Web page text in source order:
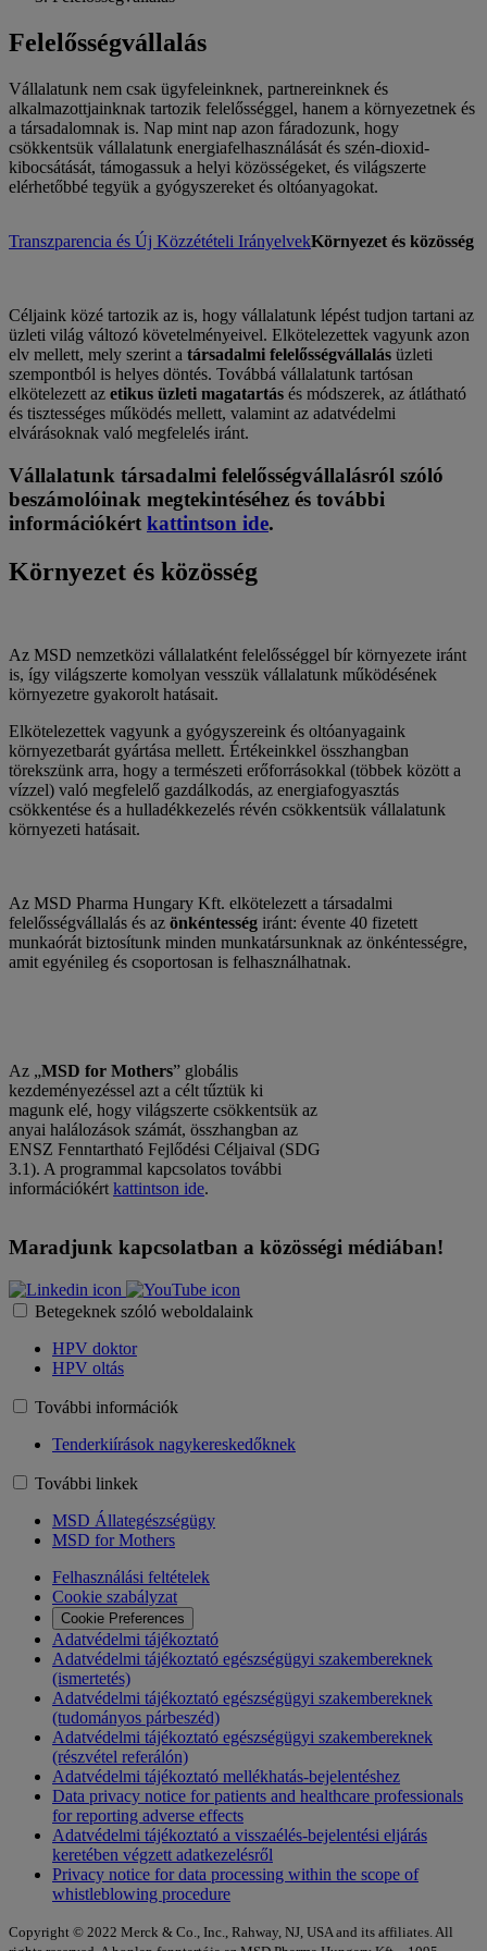
Felelősségvállalás
Vállalatunk nem csak ügyfeleinknek, partnereinknek és
alkalmazottjainknak tartozik felelősséggel, hanem a környezetnek és
a társadalomnak is. Nap mint nap azon fáradozunk, hogy
csökkentsük vállalatunk energiafelhasználását és szén-dioxid-
kibocsátását, támogassuk a helyi közösségeket, és világszerte
elérhetőbbé tegyük a gyógyszereket és oltóanyagokat.
Transzparencia és Új Közzétételi IrányelvekKörnyezet és közösség
Céljaink közé tartozik az is, hogy vállalatunk lépést tudjon tartani az
üzleti világ változó követelményeivel. Elkötelezettek vagyunk azon
elv mellett, mely szerint a társadalmi felelősségvállalás üzleti
szempontból is helyes döntés. Továbbá vállalatunk tartósan
elkötelezett az etikus üzleti magatartás és módszerek, az átlátható
és tisztességes működés mellett, valamint az adatvédelmi
elvárásoknak való megfelelés iránt.
Vállalatunk társadalmi felelősségvállalásról szóló
beszámolóinak megtekintéséhez és további
információkért kattintson ide.
Környezet és közösség
Az MSD nemzetközi vállalatként felelősséggel bír környezete iránt
is, így világszerte komolyan vesszük vállalatunk működésének
környezetre gyakorolt hatásait.
Elkötelezettek vagyunk a gyógyszereink és oltóanyagaink
környezetbarát gyártása mellett. Értékeinkkel összhangban
törekszünk arra, hogy a természeti erőforrásokkal (többek között a
vízzel) való megfelelő gazdálkodás, az energiafogyasztás
csökkentése és a hulladékkezelés révén csökkentsük vállalatunk
környezeti hatásait.
Az MSD Pharma Hungary Kft. elkötelezett a társadalmi
felelősségvállalás és az önkéntesség iránt: évente 40 fizetett
munkaórát biztosítunk minden munkatársunknak az önkéntességre,
amit egyénileg és csoportosan is felhasználhatnak.
Az „MSD for Mothers” globális
kezdeményezéssel azt a célt tűztük ki
magunk elé, hogy világszerte csökkentsük az
anyai halálozások számát, összhangban az
ENSZ Fenntartható Fejlődési Céljaival (SDG
3.1). A programmal kapcsolatos további
információkért kattintson ide.
Maradjunk kapcsolatban a közösségi médiában!
Betegeknek szóló weboldalaink
HPV doktor
HPV oltás
További információk
Tenderkiírások nagykereskedőknek
További linkek
MSD Állategészségügy
MSD for Mothers
Felhasználási feltételek
Cookie szabályzat
Cookie Preferences
Adatvédelmi tájékoztató
Adatvédelmi tájékoztató egészségügyi szakembereknek
(ismertetés)
Adatvédelmi tájékoztató egészségügyi szakembereknek
(tudományos párbeszéd)
Adatvédelmi tájékoztató egészségügyi szakembereknek
(részvétel referálón)
Adatvédelmi tájékoztató mellékhatás-bejelentéshez
Data privacy notice for patients and healthcare professionals
for reporting adverse effects
Adatvédelmi tájékoztató a visszaélés-bejelentési eljárás
keretében végzett adatkezelésről
Privacy notice for data processing within the scope of
whistleblowing procedure
Copyright © 2022 Merck & Co., Inc., Rahway, NJ, USA and its affiliates. All